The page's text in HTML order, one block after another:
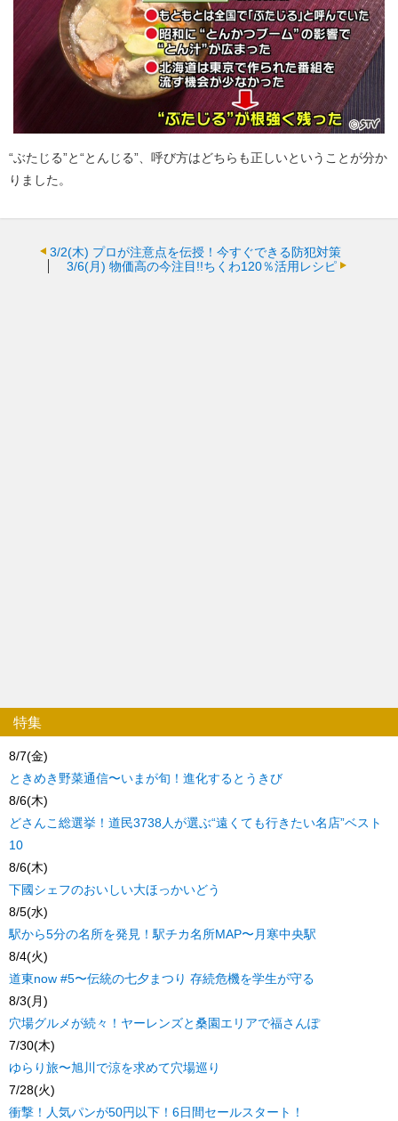
“ぶたじる”と“とんじる”、呼び方はどちらも正しいということが分か
りました。
3/2(木) プロが注意点を伝授！今すぐできる防犯対策
3/6(月) 物価高の今注目!!ちくわ120％活用レシピ
特集
8/7(金)
ときめき野菜通信〜いまが旬！進化するとうきび
8/6(木)
どさんこ総選挙！道民3738人が選ぶ“遠くても行きたい名店”ベスト
10
8/6(木)
下國シェフのおいしい大ほっかいどう
8/5(水)
駅から5分の名所を発見！駅チカ名所MAP〜月寒中央駅
8/4(火)
道東now #5〜伝統の七夕まつり 存続危機を学生が守る
8/3(月)
穴場グルメが続々！ヤーレンズと桑園エリアで福さんぽ
7/30(木)
ゆらり旅〜旭川で涼を求めて穴場巡り
7/28(火)
衝撃！人気パンが50円以下！6日間セールスタート！